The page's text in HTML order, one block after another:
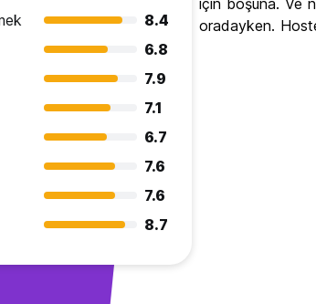
8.4
6.8
7.9
7.1
6.7
7.6
7.6
8.7
için boşuna. Ve
oradayken.